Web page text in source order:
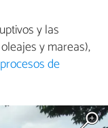
y las
y mareas),
de